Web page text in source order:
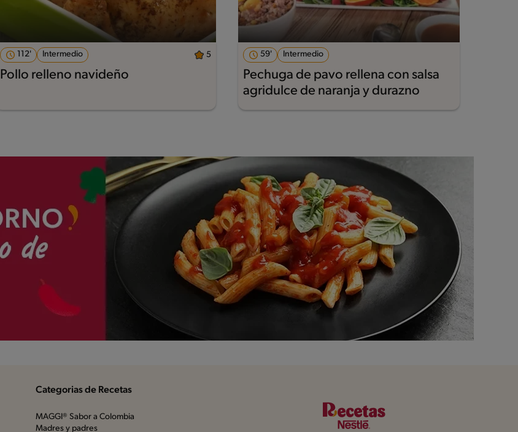
112' Intermedio 5
Pollo relleno navideño
59' Intermedio
Pechuga de pavo rellena con salsa
agridulce de naranja y durazno
Categorias de Recetas
MAGGI® Sabor a Colombia
Madres y padres